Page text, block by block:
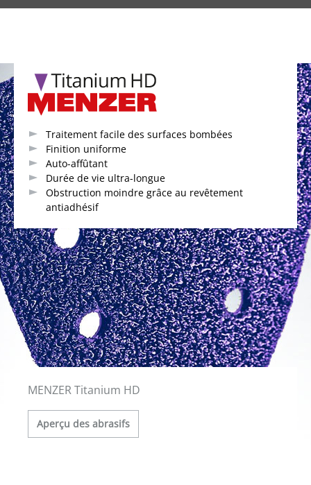
Traitement facile des surfaces bombées
Finition uniforme
Auto-affûtant
Durée de vie ultra-longue
Obstruction moindre grâce au revêtement
antiadhésif
MENZER Titanium HD
Aperçu des abrasifs